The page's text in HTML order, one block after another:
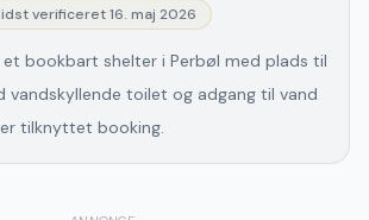
verificeret16. maj 2026
et bookbart shelter i Perbøl med plads til
vandskyllende toilet og adgang til vand
tilknyttet booking.